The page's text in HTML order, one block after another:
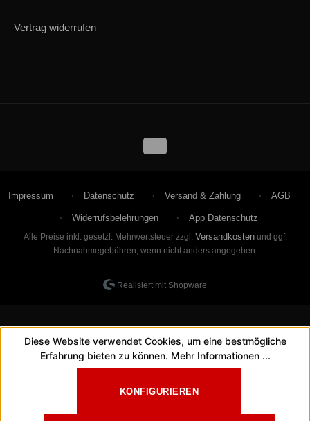
Vertrag widerrufen
Impressum Datenschutz Versand & Zahlung AGB
Widerrufsbelehrungen App Datenschutz
Alle Preise inkl. gesetzl. Mehrwertsteuer zzgl. Versandkostenund ggf.
Nachnahmegebühren, wenn nicht anders angegeben.
Realisiert mit Shopware
Diese Website verwendet Cookies, um eine bestmögliche
Erfahrung bieten zu können. Mehr Informationen ...
KONFIGURIEREN